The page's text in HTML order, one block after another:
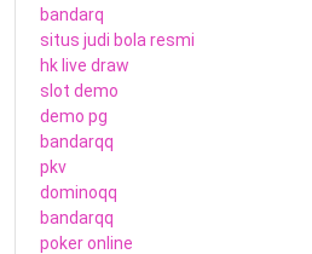
bandarq
situs judi bola resmi
hk live draw
slot demo
demo pg
bandarqq
pkv
dominoqq
bandarqq
poker online